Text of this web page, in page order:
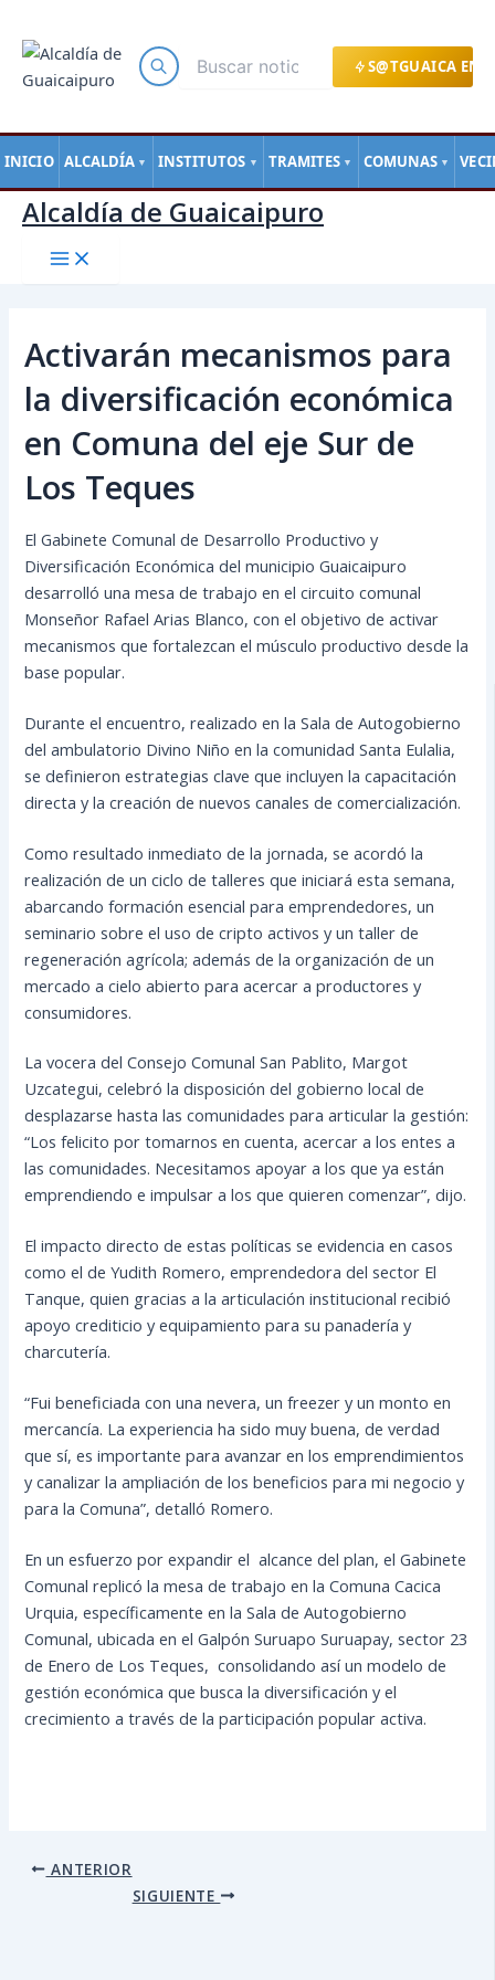
S@TGUAICA EN
INICIO ALCALDÍA ▼ INSTITUTOS ▼ TRAMITES ▼ COMUNAS ▼
contenido
Alcaldía de Guaicaipuro
Activarán mecanismos para
la diversificación económica
en Comuna del eje Sur de
Los Teques
El Gabinete Comunal de Desarrollo Productivo y
Diversificación Económica del municipio Guaicaipuro
desarrolló una mesa de trabajo en el circuito comunal
Monseñor Rafael Arias Blanco, con el objetivo de activar
mecanismos que fortalezcan el músculo productivo desde la
base popular.
Durante el encuentro, realizado en la Sala de Autogobierno
del ambulatorio Divino Niño en la comunidad Santa Eulalia,
se definieron estrategias clave que incluyen la capacitación
directa y la creación de nuevos canales de comercialización.
Como resultado inmediato de la jornada, se acordó la
realización de un ciclo de talleres que iniciará esta semana,
abarcando formación esencial para emprendedores, un
seminario sobre el uso de cripto activos y un taller de
regeneración agrícola; además de la organización de un
mercado a cielo abierto para acercar a productores y
consumidores.
La vocera del Consejo Comunal San Pablito, Margot
Uzcategui, celebró la disposición del gobierno local de
desplazarse hasta las comunidades para articular la gestión:
“Los felicito por tomarnos en cuenta, acercar a los entes a
las comunidades. Necesitamos apoyar a los que ya están
emprendiendo e impulsar a los que quieren comenzar”, dijo.
El impacto directo de estas políticas se evidencia en casos
como el de Yudith Romero, emprendedora del sector El
Tanque, quien gracias a la articulación institucional recibió
apoyo crediticio y equipamiento para su panadería y
charcutería.
“Fui beneficiada con una nevera, un freezer y un monto en
mercancía. La experiencia ha sido muy buena, de verdad
que sí, es importante para avanzar en los emprendimientos
y canalizar la ampliación de los beneficios para mi negocio y
para la Comuna”, detalló Romero.
En un esfuerzo por expandir el alcance del plan, el Gabinete
Comunal replicó la mesa de trabajo en la Comuna Cacica
Urquia, específicamente en la Sala de Autogobierno
Comunal, ubicada en el Galpón Suruapo Suruapay, sector 23
de Enero de Los Teques, consolidando así un modelo de
gestión económica que busca la diversificación y el
crecimiento a través de la participación popular activa.
de
entradas
ANTERIOR
SIGUIENTE